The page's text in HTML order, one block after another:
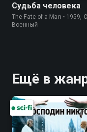
Судьба человека
The Fate of a Man • 1959,
Военный
Ещё в